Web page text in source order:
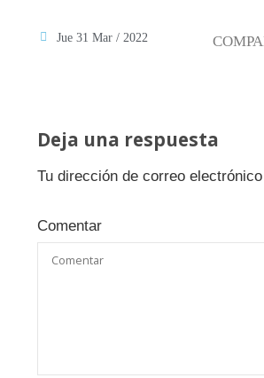
Jue 31 Mar / 2022
Deja una respuesta
Tu dirección de correo
Comentar